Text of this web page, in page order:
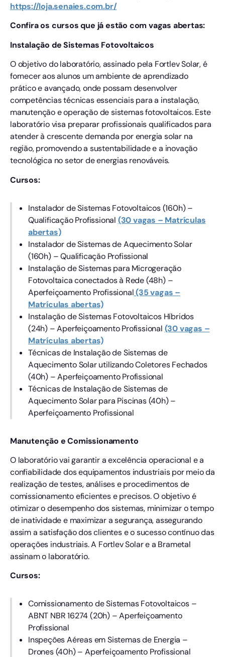
https://loja.senaies.com.br/
Confira os cursos que já estão com vagas abertas:
Instalação de Sistemas Fotovoltaicos
O objetivo do laboratório, assinado pela Fortlev Solar, é
fornecer aos alunos um ambiente de aprendizado
prático e avançado, onde possam desenvolver
competências técnicas essenciais para a instalação,
manutenção e operação de sistemas fotovoltaicos. Este
laboratório visa preparar profissionais qualificados para
atender à crescente demanda por energia solar na
região, promovendo a sustentabilidade e a inovação
tecnológica no setor de energias renováveis.
Cursos:
Instalador de Sistemas Fotovoltaicos (160h) –
Qualificação Profissional (30 vagas – Matrículas
abertas)
Instalador de Sistemas de Aquecimento Solar
(160h) – Qualificação Profissional
Instalação de Sistemas para Microgeração
Fotovoltaica conectados à Rede (48h) –
Aperfeiçoamento Profissional(35 vagas –
Matrículas abertas)
Instalação de Sistemas Fotovoltaicos Híbridos
(24h) – Aperfeiçoamento Profissional (30 vagas –
Matrículas abertas)
Técnicas de Instalação de Sistemas de
Aquecimento Solar utilizando Coletores Fechados
(40h) – Aperfeiçoamento Profissional
Técnicas de Instalação de Sistemas de
Aquecimento Solar para Piscinas (40h) –
Aperfeiçoamento Profissional
Manutenção e Comissionamento
O laboratório vai garantir a excelência operacional e a
confiabilidade dos equipamentos industriais por meio da
realização de testes, análises e procedimentos de
comissionamento eficientes e precisos. O objetivo é
otimizar o desempenho dos sistemas, minimizar o tempo
de inatividade e maximizar a segurança, assegurando
assim a satisfação dos clientes e o sucesso contínuo das
operações industriais. A Fortlev Solar e a Brametal
assinam o laboratório.
Cursos:
Comissionamento de Sistemas Fotovoltaicos –
ABNT NBR 16274 (20h) – Aperfeiçoamento
Profissional
Inspeções Aéreas em Sistemas de Energia –
Drones (40h) – Aperfeiçoamento Profissional